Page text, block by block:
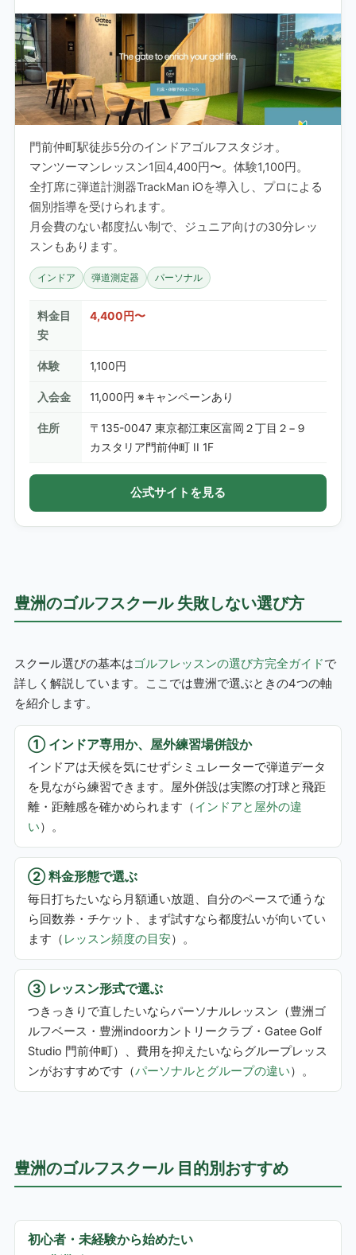
門前仲町駅徒歩5分のインドアゴルフスタジオ。
マンツーマンレッスン1回4,400円〜。体験1,100円。
全打席に弾道計測器TrackMan iOを導入し、プロによる
個別指導を受けられます。
月会費のない都度払い制で、ジュニア向けの30分レッ
スンもあります。
インドア 弾道測定器 パーソナル
料金目
安
4,400円〜
体験 1,100円
入会金 11,000円 ※キャンペーンあり
住所
〒135-0047 東京都江東区富岡２丁目２−９
カスタリア門前仲町 II 1F
公式サイトを見る
豊洲のゴルフスクール 失敗しない選び方
スクール選びの基本はゴルフレッスンの選び方完全ガイドで
詳しく解説しています。ここでは豊洲で選ぶときの4つの軸
を紹介します。
① インドア専用か、屋外練習場併設か
インドアは天候を気にせずシミュレーターで弾道データ
を見ながら練習できます。屋外併設は実際の打球と飛距
離・距離感を確かめられます（インドアと屋外の違
い）。
② 料金形態で選ぶ
毎日打ちたいなら月額通い放題、自分のペースで通うな
ら回数券・チケット、まず試すなら都度払いが向いてい
ます（ レッスン頻度の目安）。
③ レッスン形式で選ぶ
つきっきりで直したいならパーソナルレッスン（豊洲ゴ
ルフベース・豊洲indoorカントリークラブ・Gatee Golf
Studio 門前仲町）、費用を抑えたいならグループレッス
ンがおすすめです（パーソナルとグループの違い）。
豊洲のゴルフスクール 目的別おすすめ
初心者・未経験から始めたい